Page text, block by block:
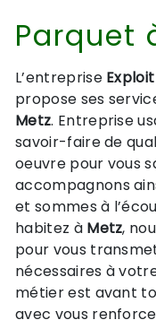
Parquet
L’entreprise
propose ses
Metz. Entreprise
savoir-faire de
oeuvre pour vous
accompagnons
et sommes à
habitez à Metz,
pour vous
nécessaires à
métier est avant
avec vous